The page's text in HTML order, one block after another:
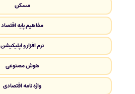
مسکن
مفاهیم پایه اقتصاد
نرم افزار و اپلیکیشن
هوش مصنوعی
واژه نامه اقتصادی